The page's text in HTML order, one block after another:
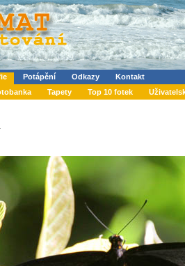
Potápění Odkazy
Kontakt
Tapety Top 10 fotek